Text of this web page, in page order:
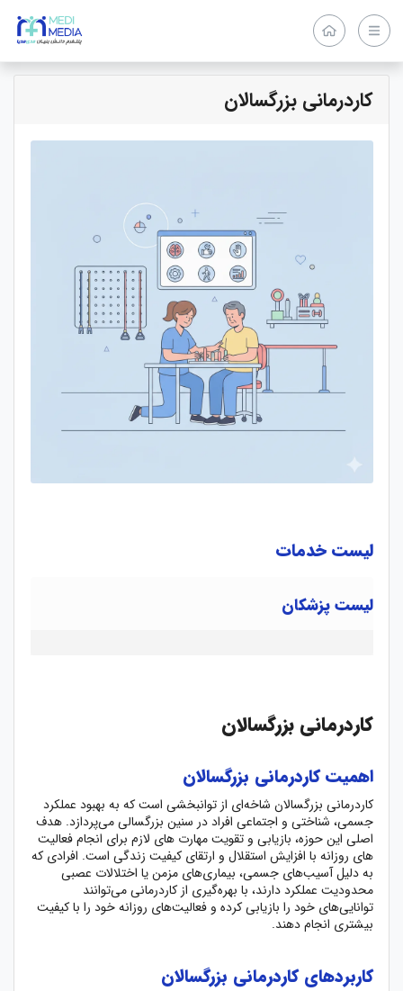
کاردرمانی بزرگسالان
لیست خدمات
لیست پزشکان
کاردرمانی بزرگسالان
اهمیت کاردرمانی بزرگسالان
کاردرمانی بزرگسالان شاخه‌ای از توانبخشی است که به بهبود عملکرد
جسمی، شناختی و اجتماعی افراد در سنین بزرگسالی می‌پردازد. هدف
اصلی این حوزه، بازیابی و تقویت مهارت های لازم برای انجام فعالیت
های روزانه با افزایش استقلال و ارتقای کیفیت زندگی است. افرادی که
به دلیل آسیب‌های جسمی، بیماری‌های مزمن یا اختلالات عصبی
محدودیت عملکرد دارند، با بهره‌گیری از کاردرمانی می‌توانند
توانایی‌های خود را بازیابی کرده و فعالیت‌های روزانه خود را با کیفیت
بیشتری انجام دهند.
کاربردهای کاردرمانی بزرگسالان